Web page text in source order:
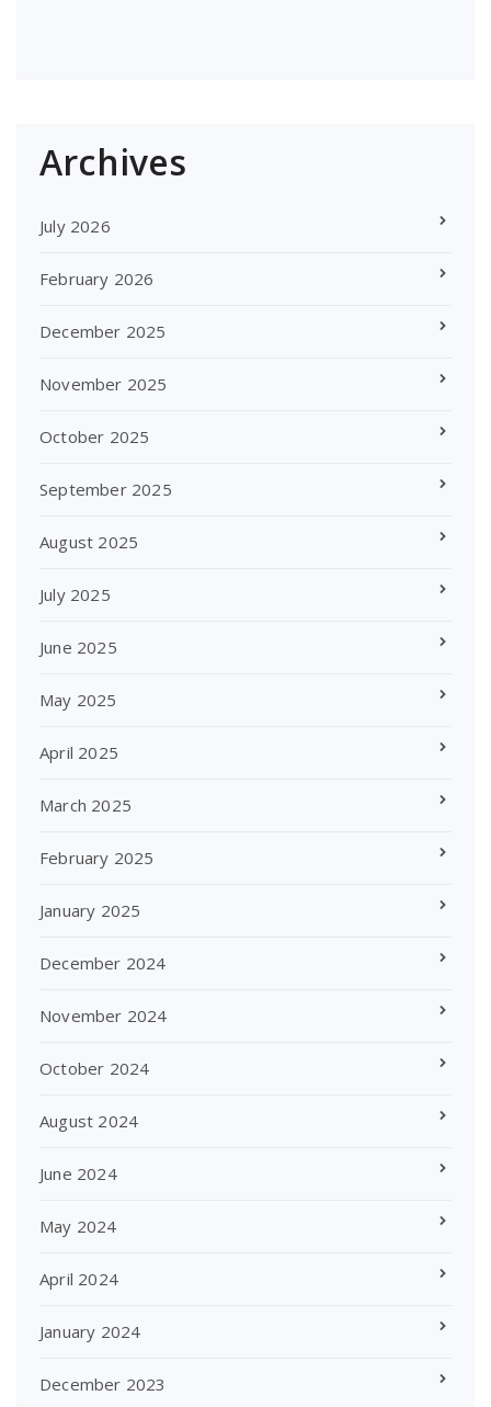
Archives
July 2026
February 2026
December 2025
November 2025
October 2025
September 2025
August 2025
July 2025
June 2025
May 2025
April 2025
March 2025
February 2025
January 2025
December 2024
November 2024
October 2024
August 2024
June 2024
May 2024
April 2024
January 2024
December 2023